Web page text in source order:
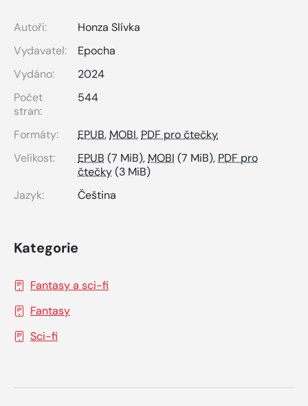
Autoři:
Honza Slívka
Vydavatel:
Epocha
Vydáno:
2024
Počet
stran:
544
Formáty: EPUB, MOBI, PDF pro čtečky
Velikost:
EPUB (7 MiB), MOBI (7 MiB), PDF pro
čtečky(3 MiB)
Jazyk:
Čeština
Kategorie
Fantasy a sci-fi
Fantasy
Sci-fi